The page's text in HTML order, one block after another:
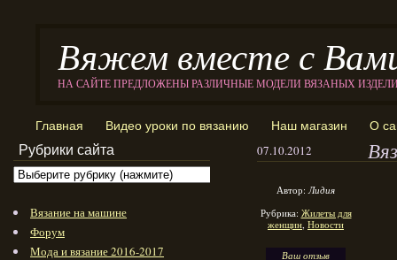
Вяжем вместе с
НА САЙТЕ ПРЕДЛОЖЕНЫ РАЗЛИЧНЫЕ МОДЕЛИ ВЯЗАНЫХ
Главная Видео уроки по вязанию Наш магазин О
07.10.2012
Автор:Лидия
Рубрика: Жилеты для
женщин, Новости
Ваш отзыв
Рубрики сайта
Вязание на машине
Форум
Мода и вязание 2016-2017